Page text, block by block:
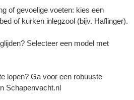
of gevoelige voeten: kies een
of kurken inlegzool (bijv. Haflinger).
Selecteer een model met
lopen? Ga voor een robuuste
Schapenvacht.nl